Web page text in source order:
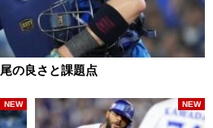
の良さと課題点
NEW NEW